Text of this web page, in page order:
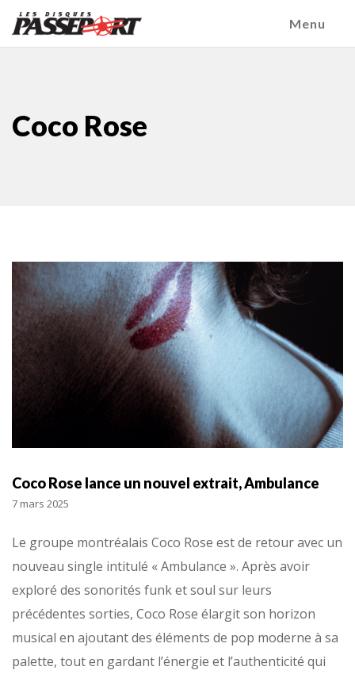
Menu
Coco Rose
Coco Rose lance un nouvel extrait, Ambulance
7 mars 2025
Le groupe montréalais Coco Rose est de retour avec un
nouveau single intitulé « Ambulance ». Après avoir
exploré des sonorités funk et soul sur leurs
précédentes sorties, Coco Rose élargit son horizon
musical en ajoutant des éléments de pop moderne à sa
palette, tout en gardant l’énergie et l’authenticité qui